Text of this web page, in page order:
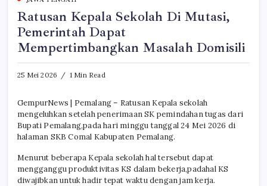
Ratusan Kepala Sekolah Di Mutasi,
Pemerintah Dapat
Mempertimbangkan Masalah Domisili
25 Mei 2026 1 Min Read
GempurNews | Pemalang – Ratusan Kepala sekolah
mengeluhkan setelah penerimaan SK pemindahan tugas dari
Bupati Pemalang,pada hari minggu tanggal 24 Mei 2026 di
halaman SKB Comal Kabupaten Pemalang.
Menurut beberapa Kepala sekolah hal tersebut dapat
mengganggu produktivitas KS dalam bekerja,padahal KS
diwajibkan untuk hadir tepat waktu dengan jam kerja.